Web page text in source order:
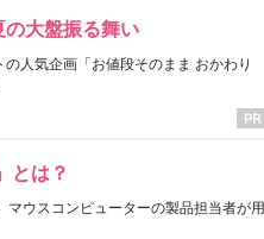
の大盤振る舞い
人気企画「お値段そのまま おかわり
とは？
ウスコンピューターの製品担当者が用